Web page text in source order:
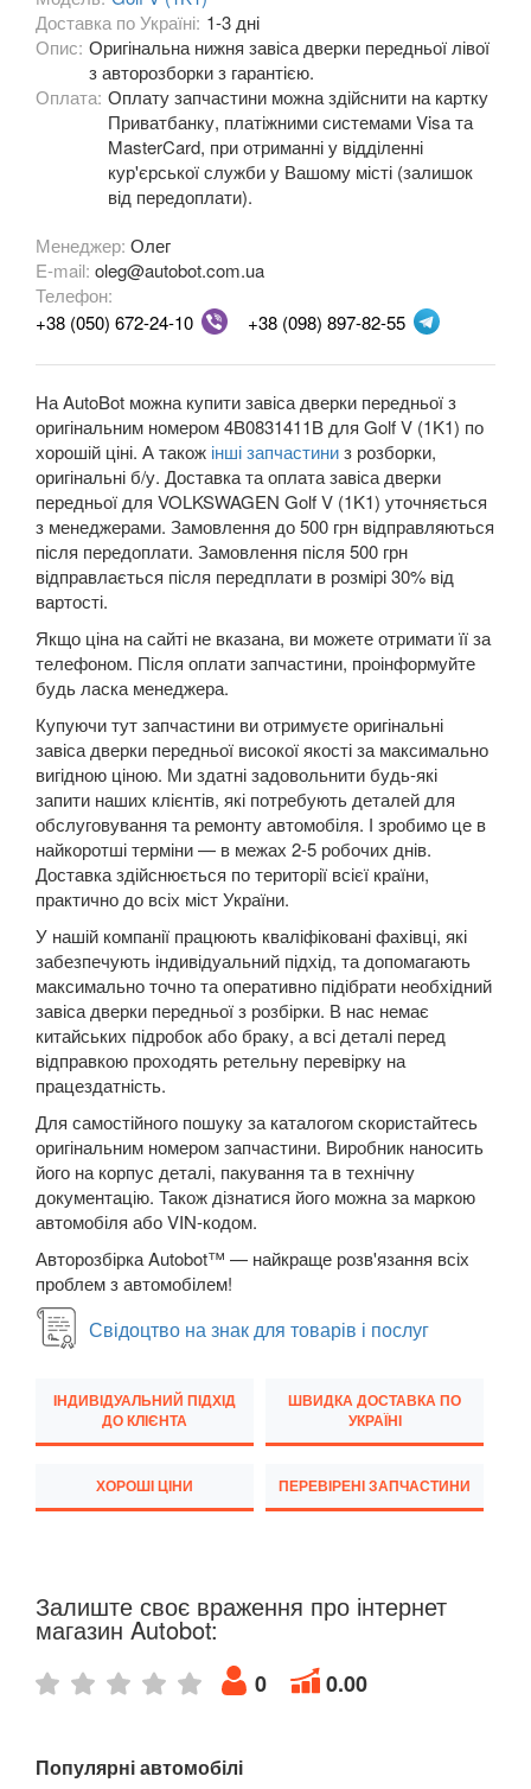
OPEL keyboard_arrow_down
PEUGEOT keyboard_arrow_down
PORSCHE
RENAULT
ROVER
SAAB
SKODA
SMART
SUBARU keyboard_arrow_down
SUZUKI
TESLA
TOYOTA keyboard_arrow_down
VOLKSWAGEN
Arteon
Atlas
Atlas Cross Sport
Amarok (2H)
Beetle (A5)
New Beetle (9C1)
New Beetle (5C1)
New Beetle Cabrio (1Y7)
Caddy IV
Eos (1F7, 1F8)
FOX (5Z1)
Golf V (1K1)
Golf V Variant (1K5)
Golf VI (5K1)
Golf VI Cabrio (517)
Golf VII (5G1)
Golf VII Variant (BA5)
Golf VIII
Доставка по Україні: 1-3 дні
Опис: Оригінальна нижня завіса дверки передньої лівої
з авторозборки з гарантією.
Оплата: Оплату запчастини можна здійснити на картку
Приватбанку, платіжними системами Visa та
MasterCard, при отриманні у відділенні
кур'єрської служби у Вашому місті (залишок
від передоплати).
Менеджер: Олег
E-mail: oleg@autobot.com.ua
Телефон:
+38 (050) 672-24-10
+38 (098) 897-82-55
На AutoBot можна купити завіса дверки передньої з
оригінальним номером 4B0831411B для Golf V (1K1) по
хорошій ціні. А також інші запчастиниз розборки,
оригінальні б/у. Доставка та оплата завіса дверки
передньої для VOLKSWAGEN Golf V (1K1) уточняється
з менеджерами. Замовлення до 500 грн відправляються
після передоплати. Замовлення після 500 грн
відправлається після передплати в розмірі 30% від
вартості.
Якщо ціна на сайті не вказана, ви можете отримати її за
телефоном. Після оплати запчастини, проінформуйте
будь ласка менеджера.
Купуючи тут запчастини ви отримуєте оригінальні
завіса дверки передньої високої якості за максимально
вигідною ціною. Ми здатні задовольнити будь-які
запити наших клієнтів, які потребують деталей для
обслуговування та ремонту автомобіля. І зробимо це в
найкоротші терміни — в межах 2-5 робочих днів.
Доставка здійснюється по території всієї країни,
практично до всіх міст України.
У нашій компанії працюють кваліфіковані фахівці, які
забезпечують індивідуальний підхід, та допомагають
максимально точно та оперативно підібрати необхідний
завіса дверки передньої з розбірки. В нас немає
китайських підробок або браку, а всі деталі перед
відправкою проходять ретельну перевірку на
працездатність.
Для самостійного пошуку за каталогом скористайтесь
оригінальним номером запчастини. Виробник наносить
його на корпус деталі, пакування та в технічну
документацію. Також дізнатися його можна за маркою
автомобіля або VIN-кодом.
Авторозбірка Autobot™ — найкраще розв'язання всіх
проблем з автомобілем!
Свідоцтво на знак для товарів і послуг
ІНДИВІДУАЛЬНИЙ ПІДХІД
ДО КЛІЄНТА
ШВИДКА ДОСТАВКА ПО
УКРАЇНІ
ХОРОШІ ЦІНИ ПЕРЕВІРЕНІ ЗАПЧАСТИНИ
Залиште своє враження про інтернет
магазин Autobot:
0 0.00
Популярні автомобілі